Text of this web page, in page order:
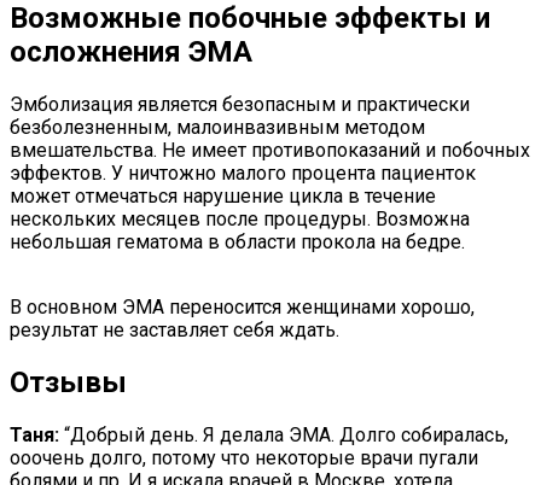
Возможные побочные эффекты и
осложнения ЭМА
Эмболизация является безопасным и практически
безболезненным, малоинвазивным методом
вмешательства. Не имеет противопоказаний и побочных
эффектов. У ничтожно малого процента пациенток
может отмечаться нарушение цикла в течение
нескольких месяцев после процедуры. Возможна
небольшая гематома в области прокола на бедре.
В основном ЭМА переносится женщинами хорошо,
результат не заставляет себя ждать.
Отзывы
Таня: “Добрый день. Я делала ЭМА. Долго собиралась,
ооочень долго, потому что некоторые врачи пугали